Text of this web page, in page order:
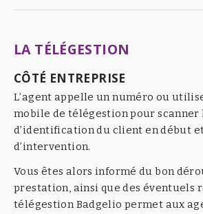
LA TÉLÉGESTION
CÔTÉ ENTREPRISE
L’agent appelle un numéro ou
mobile de télégestion pour scanner
d’identification du client en début
d’intervention.
Vous êtes alors informé du bon
prestation, ainsi que des éventuels
télégestion Badgelio permet aux